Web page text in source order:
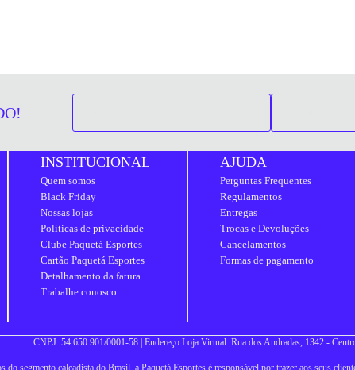
INSTITUCIONAL
Quem somos
Black Friday
Nossas lojas
Políticas de privacidade
Clube Paquetá Esportes
Cartão Paquetá Esportes
Detalhamento da fatura
Trabalhe conosco
AJUDA
Perguntas Frequentes
Regulamentos
Entregas
Trocas e Devoluções
Cancelamentos
Formas de pagamento
CNPJ: 54.650.901/0001-58 | Endereço Loja Virtual: Rua dos Andradas, 1342 -
do segmento calçadista do Brasil, a Paquetá Esportes é responsável por trazer aos seus